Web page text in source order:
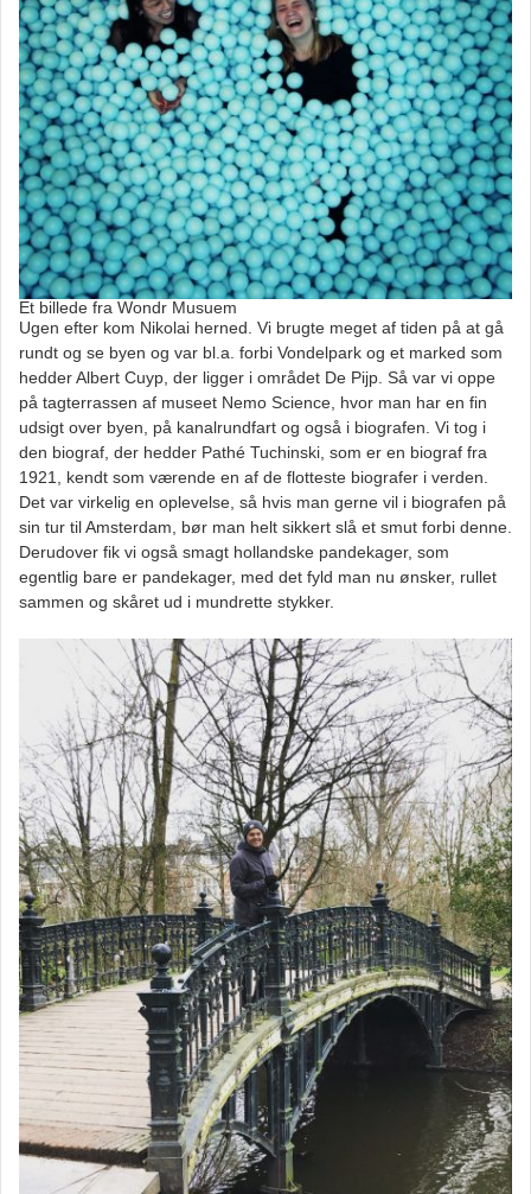
Et billede fra Wondr Musuem
Ugen efter kom Nikolai herned. Vi brugte meget af tiden på at gå
rundt og se byen og var bl.a. forbi Vondelpark og et marked som
hedder Albert Cuyp, der ligger i området De Pijp. Så var vi oppe
på tagterrassen af museet Nemo Science, hvor man har en fin
udsigt over byen, på kanalrundfart og også i biografen. Vi tog i
den biograf, der hedder Pathé Tuchinski, som er en biograf fra
1921, kendt som værende en af de flotteste biografer i verden.
Det var virkelig en oplevelse, så hvis man gerne vil i biografen på
sin tur til Amsterdam, bør man helt sikkert slå et smut forbi denne.
Derudover fik vi også smagt hollandske pandekager, som
egentlig bare er pandekager, med det fyld man nu ønsker, rullet
sammen og skåret ud i mundrette stykker.